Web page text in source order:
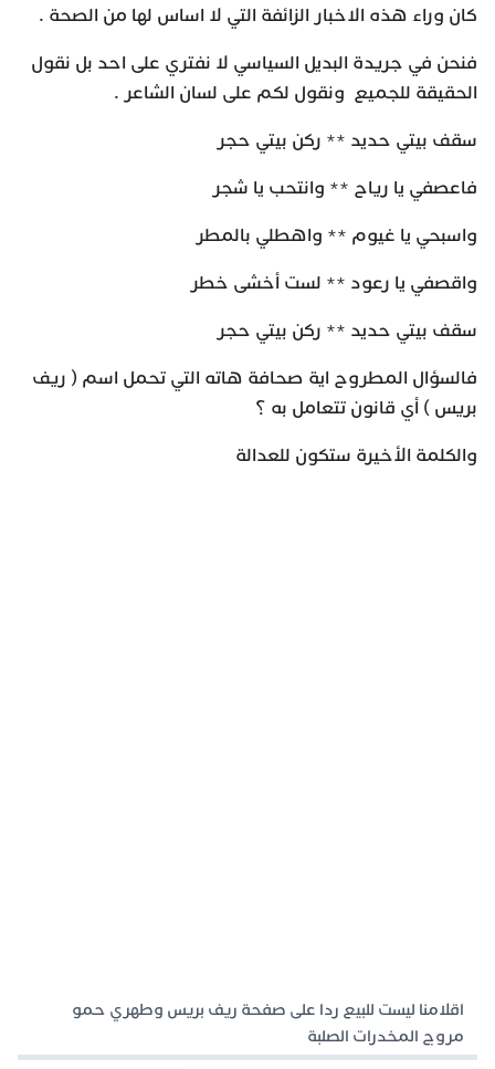
كان وراء هذه الاخبار الزائفة التي لا اساس لها من الصحة .
فنحن في جريدة البديل السياسي لا نفتري على احد بل نقول
الحقيقة للجميع ونقول لكم على لسان الشاعر .
سقف بيتي حديد ** ركن بيتي حجر
فاعصفي يا رياح ** وانتحب يا شجر
واسبحي يا غيوم ** واهطلي بالمطر
واقصفي يا رعود ** لست أخشى خطر
سقف بيتي حديد ** ركن بيتي حجر
فالسؤال المطروح اية صحافة هاته التي تحمل اسم ( ريف
بريس ) أي قانون تتعامل به ؟
والكلمة الأخيرة ستكون للعدالة
اقلامنا ليست للبيع ردا على صفحة ريف بريس وطهري حمو
مروج المخدرات الصلبة